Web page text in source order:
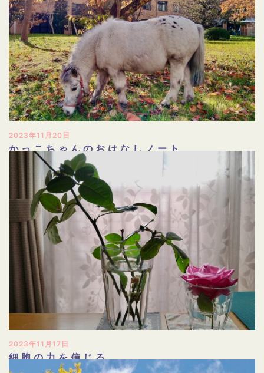
2023年11月20日
かっこちゃんのおはなしノート
2023年11月17日
細胞の力を信じる